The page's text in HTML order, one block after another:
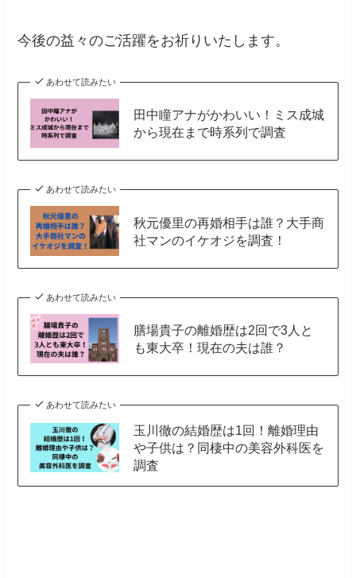
今後の益々のご活躍をお祈りいたします。
あわせて読みたい
田中瞳アナがかわいい！ミス成城
から現在まで時系列で調査
あわせて読みたい
秋元優里の再婚相手は誰？大手商
社マンのイケオジを調査！
あわせて読みたい
膳場貴子の離婚歴は2回で3人と
も東大卒！現在の夫は誰？
あわせて読みたい
玉川徹の結婚歴は1回！離婚理由
や子供は？同棲中の美容外科医を
調査